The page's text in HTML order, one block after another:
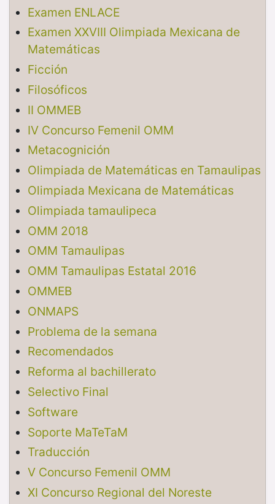
Examen ENLACE
Examen XXVIII Olimpiada Mexicana de
Matemáticas
Ficción
Filosóficos
II OMMEB
IV Concurso Femenil OMM
Metacognición
Olimpiada de Matemáticas en Tamaulipas
Olimpiada Mexicana de Matemáticas
Olimpiada tamaulipeca
OMM 2018
OMM Tamaulipas
OMM Tamaulipas Estatal 2016
OMMEB
ONMAPS
Problema de la semana
Recomendados
Reforma al bachillerato
Selectivo Final
Software
Soporte MaTeTaM
Traducción
V Concurso Femenil OMM
XI Concurso Regional del Noreste